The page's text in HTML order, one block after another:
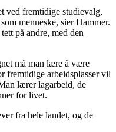
ved fremtidige studievalg,
menneske, sier Hammer.
på andre, med den
må man lære å være
fremtidige arbeidsplasser vil
lærer lagarbeid, de
for livet.
fra hele landet, og de